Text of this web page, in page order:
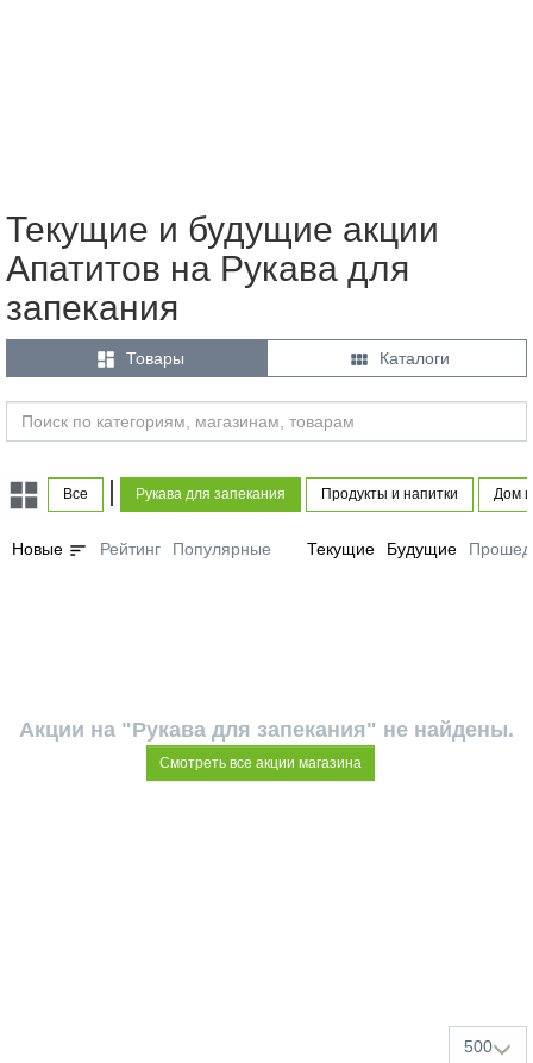
Текущие и будущие акции
Апатитов на Рукава для
запекания
 Товары  Каталоги
Все Рукава для запекания Продукты и напитки Дом
Новые sort Рейтинг Популярные Текущие Будущие
Акции на "Рукава для запекания" не найдены.
Смотреть все акции магазина
500